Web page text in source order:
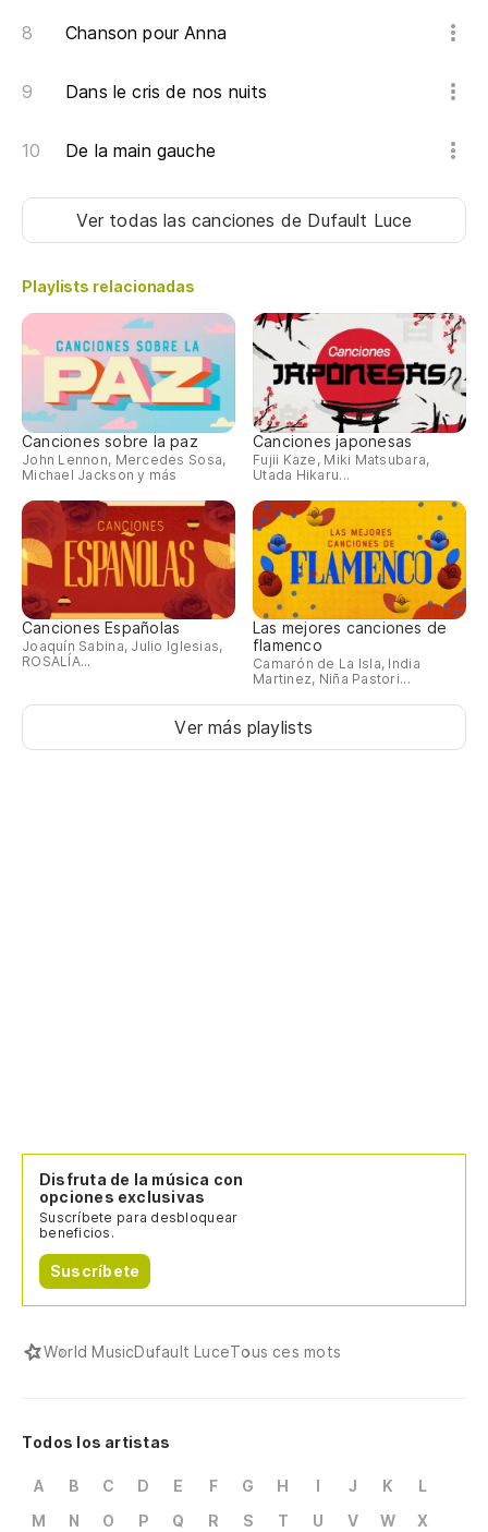
Chanson pour Anna
Dans le cris de nos nuits
De la main gauche
Ver todas las canciones de Dufault Luce
Playlists relacionadas
Canciones sobre la paz
John Lennon, Mercedes Sosa,
Michael Jackson y más
Canciones japonesas
Fujii Kaze, Miki Matsubara,
Utada Hikaru...
Canciones Españolas
Joaquín Sabina, Julio Iglesias,
ROSALÍA...
Las mejores canciones de
flamenco
Camarón de La Isla, India
Martinez, Niña Pastori...
Ver más playlists
Disfruta de la música con
opciones exclusivas
Suscríbete para desbloquear
beneficios.
Suscríbete
World MusicDufault LuceTous ces mots
Todos los artistas
A B C D E F G H I J K
L
M
N O P Q R S T U V W
X